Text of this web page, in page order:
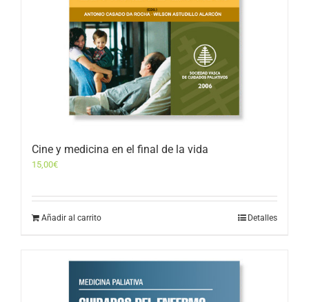
Cine y medicina en el final de la vida
15,00€
Añadir al carrito Detalles